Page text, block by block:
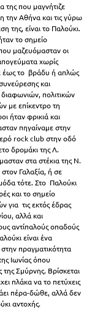
της που μαγνήτιζε
την Αθήνα και τις γύρω
της, είναι το Παλούκι.
το σημείο
μαζευόμασταν οι
χωρίς
έως το  βράδυ ή απλώς
και
πολιτικών
με επίκεντρο τη
ήταν φρικιά και
πηγαίναμε στην
rock club στην οδό
δρομάκι της Λ.
στα στέκια της Ν.
Γαλαξία, ή σε
τότε. Στο  Παλούκι
και το σημείο
τις εκτός έδρας
αλλά και
αντίπαλούς οπαδούς
είναι ένα
πραγματικότητα
Ιωνίας όπου
της Σμύρνης. Βρίσκεται
πλάκα να το πετύχεις
πέρα-δώθε, αλλά δεν
αντοχής.